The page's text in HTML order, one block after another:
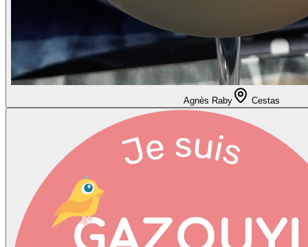
Agnès Raby Cestas